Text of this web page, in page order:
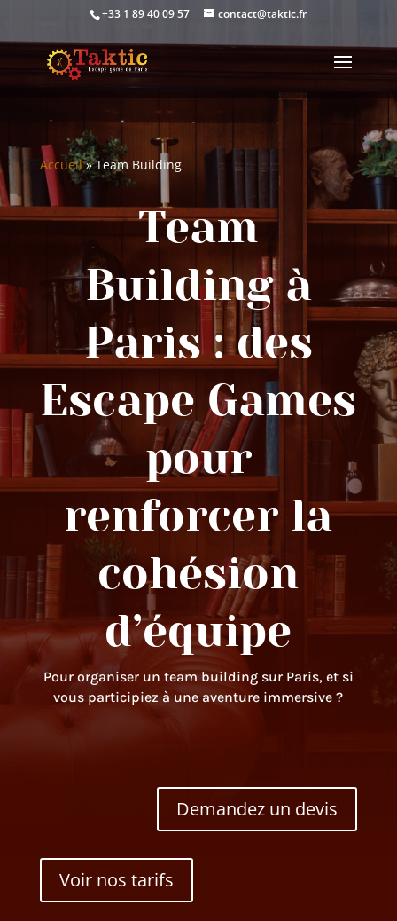
+33 1 89 40 09 57 contact@taktic.fr
Accueil»Team Building
Team
Building à
Paris : des
Escape Games
pour
renforcer la
cohésion
d’équipe
Pour organiser un team building sur Paris, et si
vous participiez à une aventure immersive ?
Demandez un devis
Voir nos tarifs